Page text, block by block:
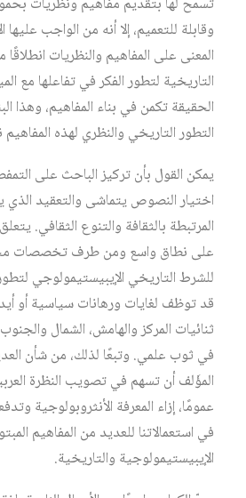
وقابلة للتعميم، إلا أنه من الواجب
المعنى على المفاهيم والنظريات
التاريخية لتطور الفكر في تفاعلها مع
الحقيقة تكمن في بناء المفاهيم، وهذا
التطور التاريخي والنظري لهذه المفاهيم
يمكن القول بأن تركيز الباحث على
اختيار النصوص يتماشى والتعقيد الذي
المرتبطة بالثقافة والتنوع الثقافي.
على نطاق واسع ومن طرف تخصصات
للشرط التاريخي الإيبيستيمولوجي
قد توظف لغايات ورهانات سياسية أو
ثنائيات المركز والهامش، الشمال
في ثوب علمي. وتبعًا لذلك، من شأن
المؤَلف أن تسهم في تصويب النظرة
عمومًا، إزاء المعرفة الأنثروبولوجية
في استعمالاتنا للعديد من المفاهيم
الإيبيستيمولوجية والتاريخية.